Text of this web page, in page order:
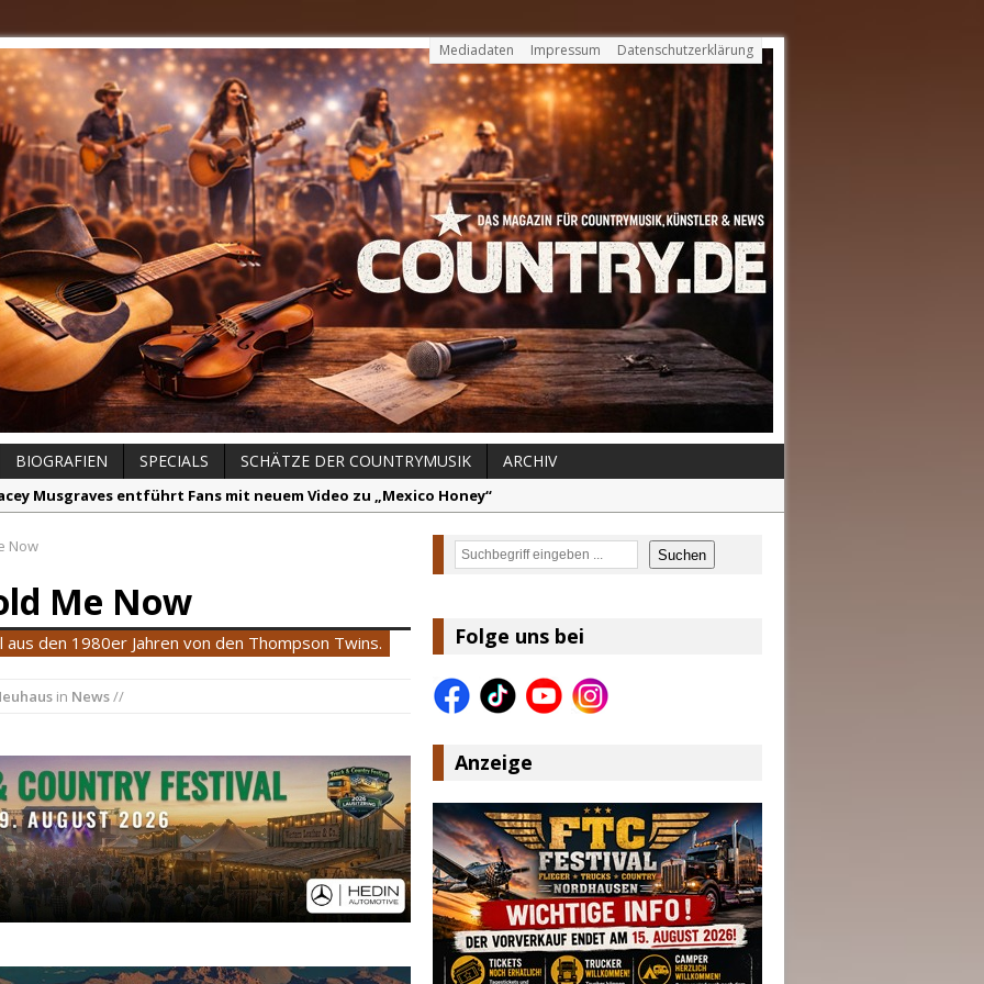
Mediadaten Impressum Datenschutzerklärung
BIOGRAFIEN SPECIALS SCHÄTZE DER COUNTRYMUSIK
ARCHIV
Musgraves entführt Fans mit neuem Video zu „Mexico Honey“
Music Hot News – 2. August 2026: Dolly Parton, Bill Anderson und Shaboozey im Fokus
Johnson & The Hollywood Hillbillies kündigen neues Album mit „Better Days Ahead“ an
für Euer Vertrauen: Country.de erreicht täglich rund 10.000 Leser
Now
Me Now
den 1980er Jahren von den Thompson Twins.
in News//
Suchen Suchen
Folge uns bei
Anzeige